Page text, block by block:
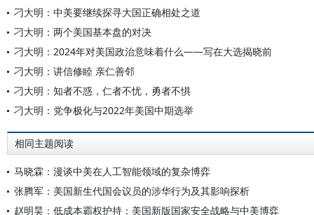
刁大明：中美要继续探寻大国正确相处之道
刁大明：两个美国基本盘的对决
刁大明：2024年对美国政治意味着什么——写在大选揭晓前
刁大明：讲信修睦 亲仁善邻
刁大明：知者不惑，仁者不忧，勇者不惧
刁大明：党争极化与2022年美国中期选举
相同主题阅读
马晓霖：漫谈中美在人工智能领域的复杂博弈
张腾军：美国新生代国会议员的涉华行为及其影响探析
赵明昊：低成本霸权护持：美国新版国家安全战略与中美博弈